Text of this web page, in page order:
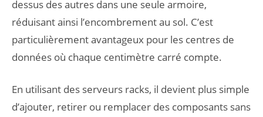
dessus des autres dans une seule armoire,
réduisant ainsi l’encombrement au sol. C’est
particulièrement avantageux pour les centres de
données où chaque centimètre carré compte.
En utilisant des serveurs racks, il devient plus simple
d’ajouter, retirer ou remplacer des composants sans